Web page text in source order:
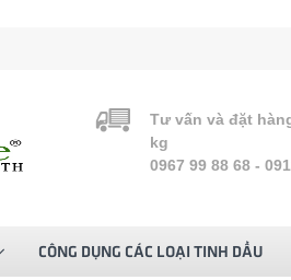
Tư vấn và đặt
kg
0967 99 88 68 -
CÔNG DỤNG CÁC LOẠI TINH DẦU